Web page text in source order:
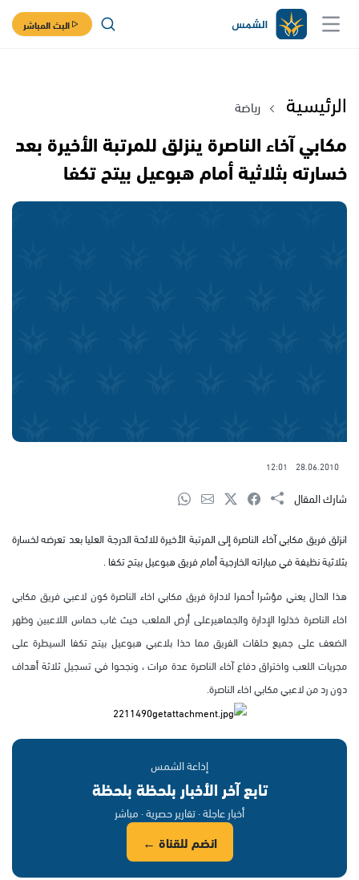
البث المباشر
الرئيسية رياضة
مكابي آخاء الناصرة ينزلق للمرتبة الأخيرة بعد
خسارته بثلاثية أمام هبوعيل بيتح تكفا
28.06.2010
12:01
شارك المقال
انزلق فريق مكابي آخاء الناصرة إلى المرتبة الأخيرة للائحة الدرجة العليا بعد تعرضه لخسارة
بثلاثية نظيفة في مباراته الخارجية أمام فريق هبوعيل بيتح تكفا .
هذا الحال يعني مؤشرا أحمرا لادارة فريق مكابي اخاء الناصرة كون لاعبي فريق مكابي
اخاء الناصرة خذلوا الإدارة والجماهيرعلى أرض الملعب حيث غاب حماس اللاعبين وظهر
الضعف على جميع حلقات الفريق مما حذا بلاعبي هبوعيل بيتح تكفا السيطرة على
مجريات اللعب واختراق دفاع آخاء الناصرة عدة مرات ، ونجحوا في تسجيل ثلاثة أهداف
دون رد من لاعبي مكابي اخاء الناصرة.
إذاعة الشمس
تابع آخر الأخبار بلحظة بلحظة
أخبار عاجلة · تقارير حصرية · مباشر
انضم للقناة ←